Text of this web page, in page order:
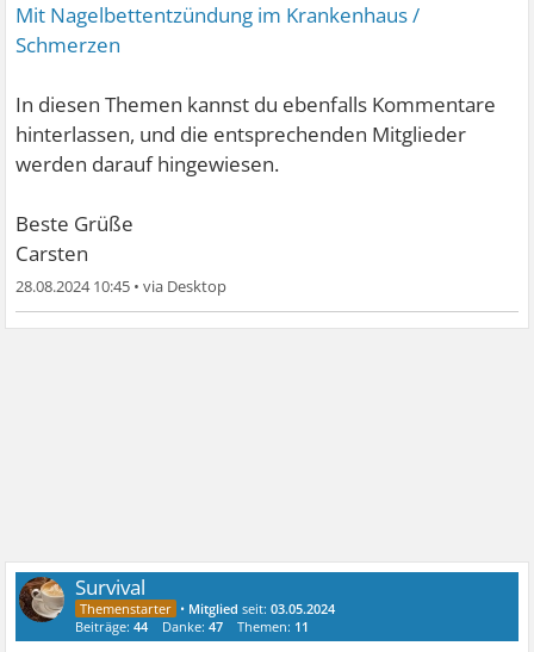
Mit Nagelbettentzündung im Krankenhaus /
Schmerzen
In diesen Themen kannst du ebenfalls Kommentare
hinterlassen, und die entsprechenden Mitglieder
werden darauf hingewiesen.
Beste Grüße
Carsten
28.08.2024 10:45 •
Survival
• Mitglied seit:03.05.2024
Beiträge:44 Danke:47 Themen: 11